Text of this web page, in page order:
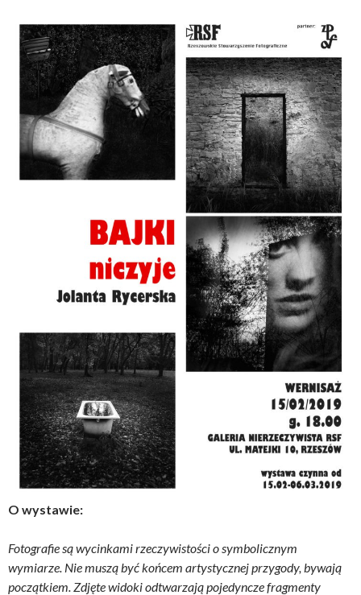
O wystawie:
Fotografie są wycinkami rzeczywistości o symbolicznym
wymiarze. Nie muszą być końcem artystycznej przygody, bywają
początkiem. Zdjęte widoki odtwarzają pojedyncze fragmenty